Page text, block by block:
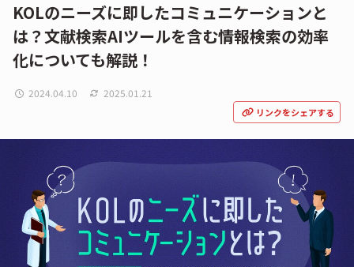
KOLのニーズに即したコミュニケーションと
は？文献検索AIツールを含む情報検索の効率
化についても解説！
2024.04.10 2025.01.21
リンクをシェアする